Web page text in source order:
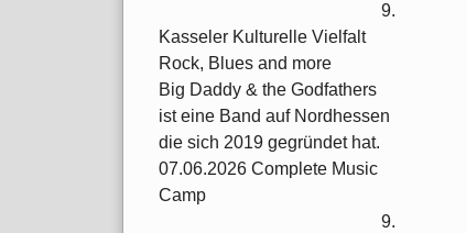
9.
Kasseler Kulturelle Vielfalt
Rock, Blues and more
Big Daddy & the Godfathers
ist eine Band auf Nordhessen
die sich 2019 gegründet hat.
07.06.2026 Complete Music
Camp
9.